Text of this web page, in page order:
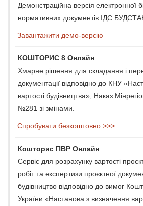
Демонстраційна версія електронної
нормативних документів ІДС
Завантажити демо-версію
КОШТОРИС 8 Онлайн
Хмарне рішення для складання і
документації відповідно до КНУ
вартості будівництва», Наказ
№281 зі змінами.
Спробувати безкоштовно >>>
Кошторис ПВР Онлайн
Сервіс для розрахунку вартості
робіт та експертизи проєктної
будівництво відповідно до вимог
України «Настанова з визначення